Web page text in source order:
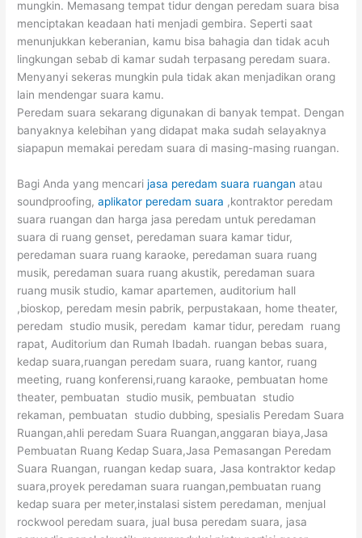
mungkin. Memasang tempat tidur dengan peredam suara bisa
menciptakan keadaan hati menjadi gembira. Seperti saat
menunjukkan keberanian, kamu bisa bahagia dan tidak acuh
lingkungan sebab di kamar sudah terpasang peredam suara.
Menyanyi sekeras mungkin pula tidak akan menjadikan orang
lain mendengar suara kamu.
Peredam suara sekarang digunakan di banyak tempat. Dengan
banyaknya kelebihan yang didapat maka sudah selayaknya
siapapun memakai peredam suara di masing-masing ruangan.
Bagi Anda yang mencarijasa peredam suara ruangan atau
soundproofing,aplikator peredam suara ,kontraktor peredam
suara ruangan dan harga jasa peredam untuk peredaman
suara di ruang genset, peredaman suara kamar tidur,
peredaman suara ruang karaoke, peredaman suara ruang
musik, peredaman suara ruang akustik, peredaman suara
ruang musik studio, kamar apartemen, auditorium hall
,bioskop, peredam mesin pabrik, perpustakaan, home theater,
peredam studio musik, peredam kamar tidur, peredam ruang
rapat, Auditorium dan Rumah Ibadah. ruangan bebas suara,
kedap suara,ruangan peredam suara, ruang kantor, ruang
meeting, ruang konferensi,ruang karaoke, pembuatan home
theater, pembuatan studio musik, pembuatan studio
rekaman, pembuatan studio dubbing, spesialis Peredam Suara
Ruangan,ahli peredam Suara Ruangan,anggaran biaya,Jasa
Pembuatan Ruang Kedap Suara,Jasa Pemasangan Peredam
Suara Ruangan, ruangan kedap suara, Jasa kontraktor kedap
suara,proyek peredaman suara ruangan,pembuatan ruang
kedap suara per meter,instalasi sistem peredaman, menjual
rockwool peredam suara, jual busa peredam suara, jasa